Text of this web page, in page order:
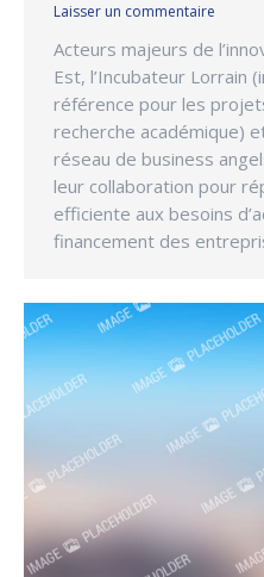
Laisser un commentaire
Acteurs majeurs de
Est, l’Incubateur Lorrain
référence pour les
recherche académique)
réseau de business
leur collaboration pour
efficiente aux besoins
financement des